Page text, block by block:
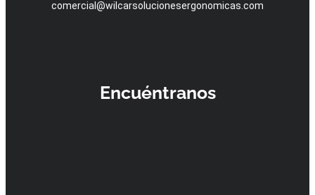
comercial@wilcarsolucionesergonomicas.com
Encuéntranos